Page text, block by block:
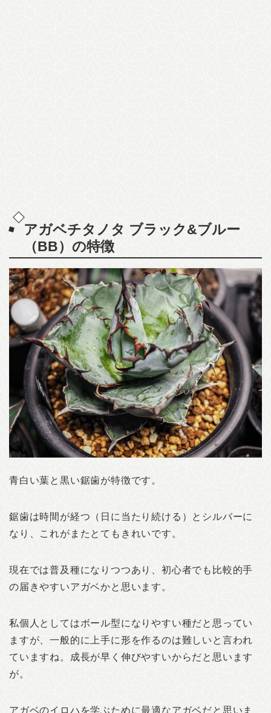
アガベチタノタ ブラック&ブルー
（BB）の特徴
青白い葉と黒い鋸歯が特徴です。
鋸歯は時間が経つ（日に当たり続ける）とシルバーに
なり、これがまたとてもきれいです。
現在では普及種になりつつあり、初心者でも比較的手
の届きやすいアガベかと思います。
私個人としてはボール型になりやすい種だと思ってい
ますが、一般的に上手に形を作るのは難しいと言われ
ていますね。成長が早く伸びやすいからだと思います
が。
アガベのイロハを学ぶために最適なアガベだと思いま